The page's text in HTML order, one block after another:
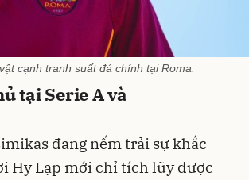
cạnh tranh suất đá chính tại Roma.
tại Serie A và
đang nếm trải sự khắc
Hy Lạp mới chỉ tích lũy được